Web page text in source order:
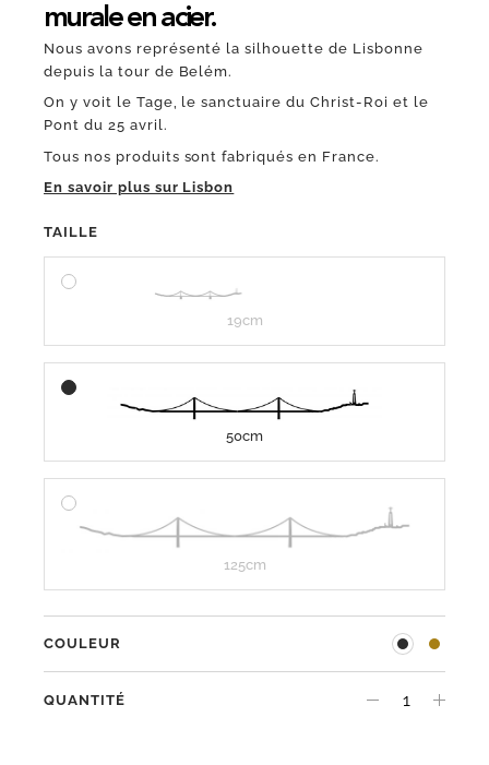
murale en acier.
Nous avons représenté la silhouette de Lisbonne
depuis la tour de Belém.
On y voit le Tage, le sanctuaire du Christ-Roi et le
Pont du 25 avril.
Tous nos produits sont fabriqués en France.
En savoir plus sur Lisbon
TAILLE
19cm
50cm
125cm
COULEUR
QUANTITÉ